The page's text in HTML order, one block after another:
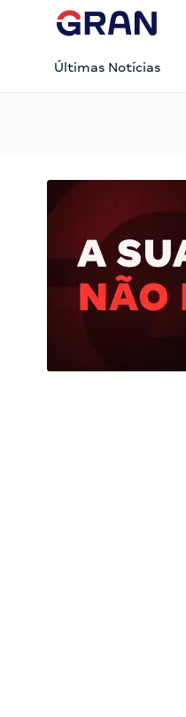
Últimas Notícias